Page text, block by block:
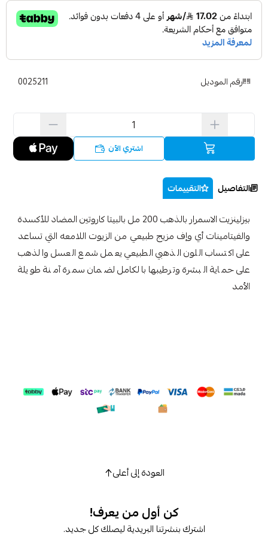
رقم الموديل 0025211
اشتري الآن
التفاصيل التقييمات
بيزلينزيت الاسمرار بالذهب 200 مل بالبيتا كاروتين المضاد للأكسدة
والفيتامينات أي وإف مزيج طبيعي من الزيوت اللامعه التي تساعد
على اكتساب اللون الذهبي الطبيعي يعمل شمع العسل والذهب
على حماية البشرة وترطيبها بالكامل لضمان سمرة آمنة طويلة
الأمد
العودة إلى أعلى
كن أول من يعرف!
اشترك بنشرتنا البريدية ليصلك كل جديد.